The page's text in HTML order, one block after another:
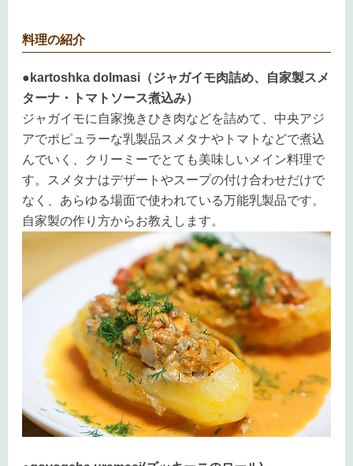
料理の紹介
●kartoshka dolmasi（ジャガイモ肉詰め、自家製スメ
ターナ・トマトソース煮込み）
ジャガイモに自家挽きひき肉などを詰めて、中央アジ
アでポピュラーな乳製品スメタナやトマトなどで煮込
んでいく、クリーミーでとても美味しいメイン料理で
す。スメタナはデザートやスープの付け合わせだけで
なく、あらゆる場面で使われている万能乳製品です。
自家製の作り方からお教えします。